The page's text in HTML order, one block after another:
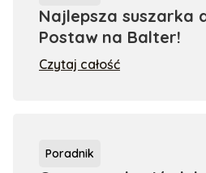
Najlepsza suszarka
Postaw na Balter!
Czytaj całość
Poradnik